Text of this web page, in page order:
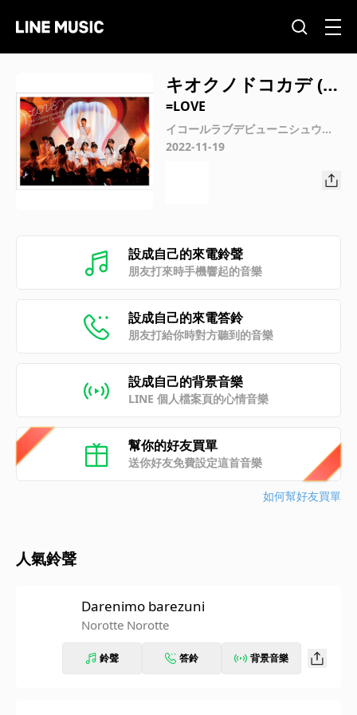
キオクノドコカデ (イ
コールラブデビュー
ニシュウネンキネン
コンサート)
=LOVE
イコールラブデビューニシュウネ
ンキネンコンサート
2022-11-19
設成自己的來電鈴聲
朋友打來時手機響起的音樂
設成自己的來電答鈴
朋友打給你時對方聽到的音樂
設成自己的背景音樂
LINE 個人檔案頁的心情音樂
幫你的好友買單
送你好友免費設定這首音樂
如何幫好友買單
人氣鈴聲
Darenimo barezuni
Norotte Norotte
鈴聲 答鈴 背景音樂